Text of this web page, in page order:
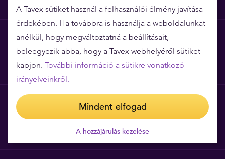
Miért épp a Tavex?
Árgarancia
Gyakori kérdések
Általános szerződési feltételek
A Tavex sütiket használ a felhasználói élmény javítása
érdekében. Ha továbbra is használja a weboldalunkat
anélkül, hogy megváltoztatná a beállításait,
beleegyezik abba, hogy a Tavex webhelyéről sütiket
kapjon. További információ a sütikre vonatkozó
irányelveinkről.
Mindent elfogad
A hozzájárulás kezelése